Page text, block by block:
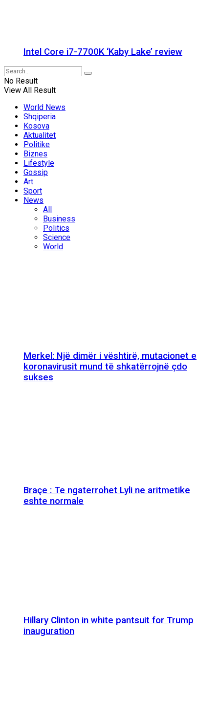
Intel Core i7-7700K ‘Kaby Lake’ review
No Result
View All Result
World News
Shqiperia
Kosova
Aktualitet
Politike
Biznes
Lifestyle
Gossip
Art
Sport
News
All
Business
Politics
Science
World
Merkel: Një dimër i vështirë, mutacionet e
koronavirusit mund të shkatërrojnë çdo
sukses
Braçe : Te ngaterrohet Lyli ne aritmetike
eshte normale
Hillary Clinton in white pantsuit for Trump
inauguration